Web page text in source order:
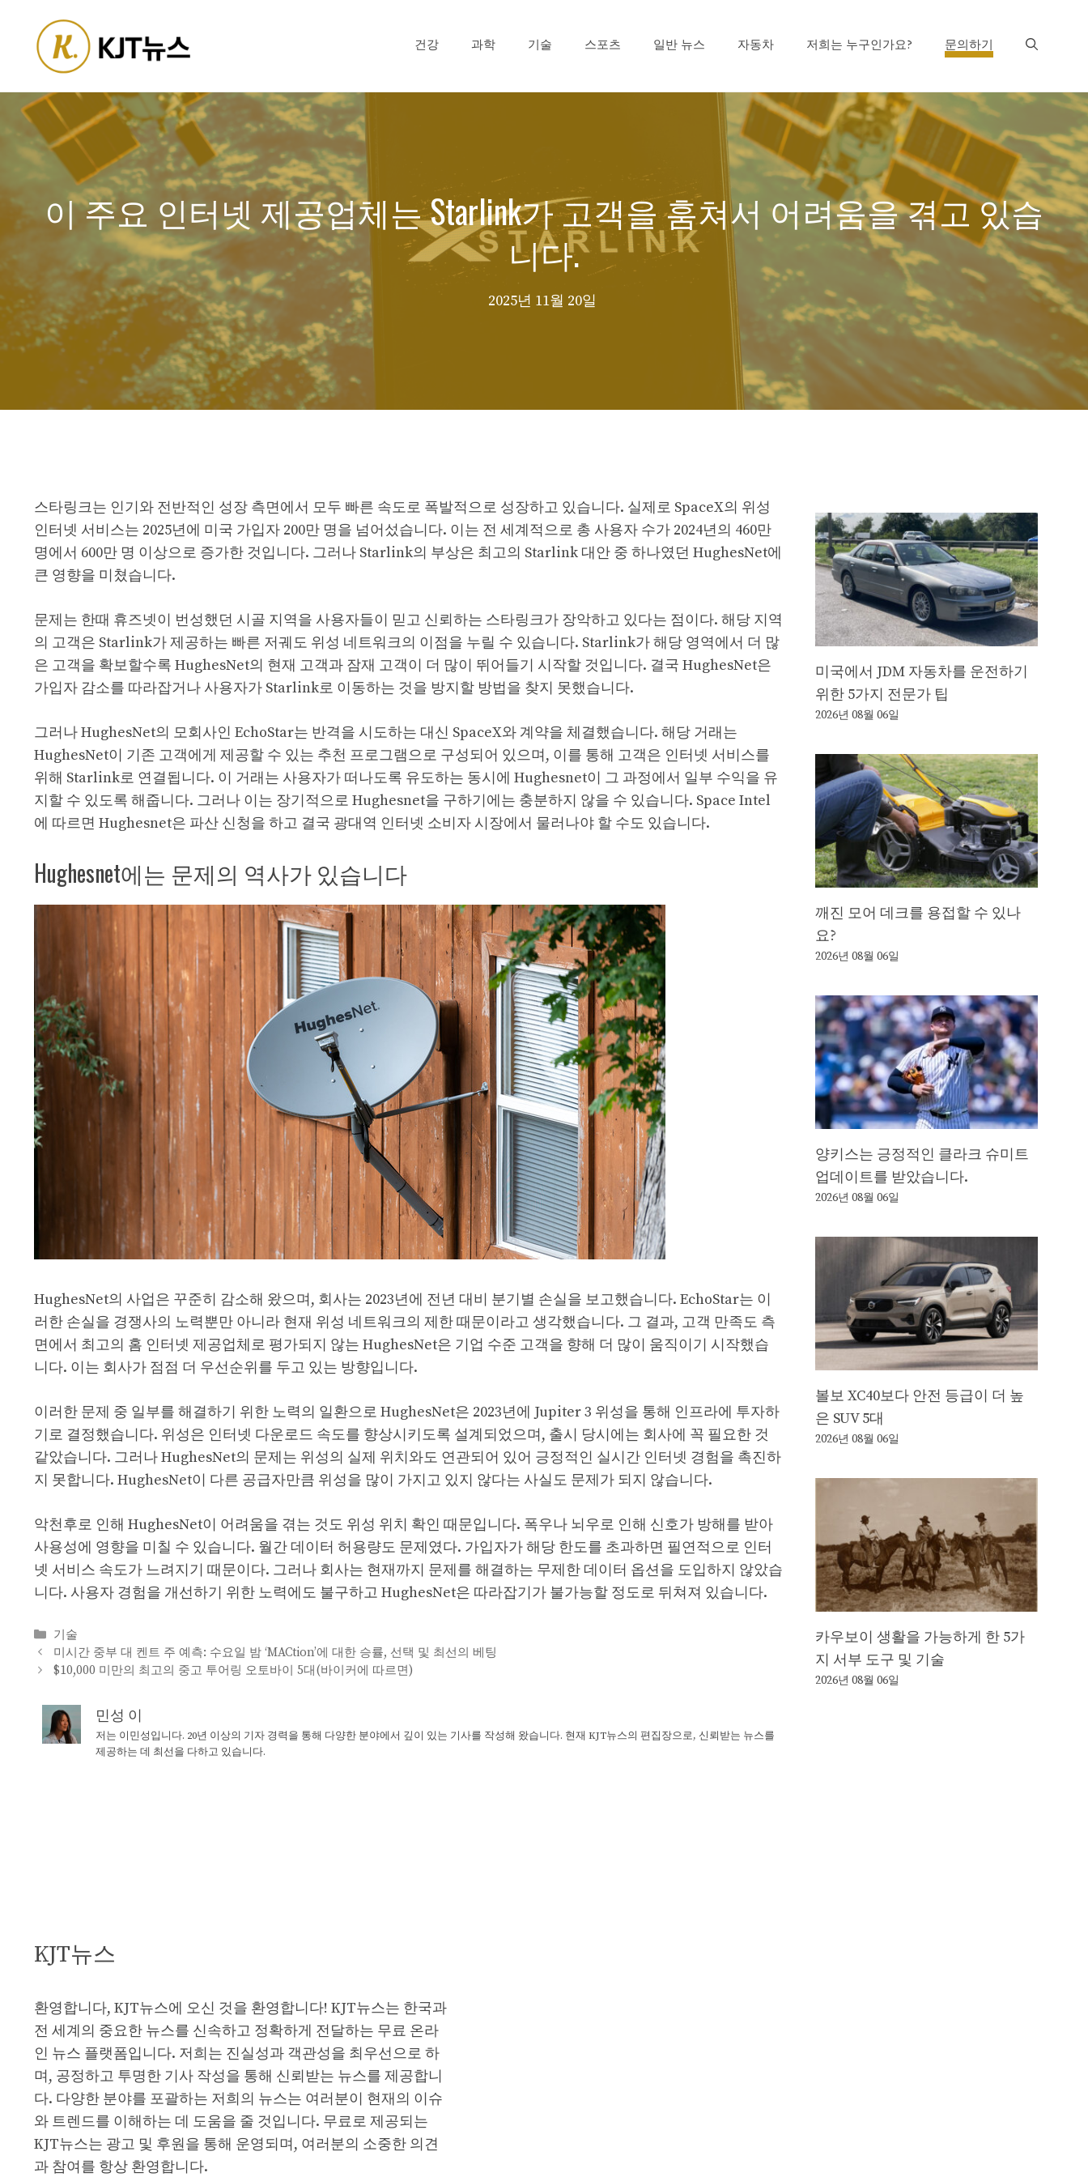
content
건강 과학 기술 스포츠 일반 뉴스 자동차 저희는 누구인가요? 문의하기
이 주요 인터넷 제공업체는 Starlink가 고객을 훔쳐서 어려움을 겪고 있습
니다.
2025년 11월 20일
스타링크는 인기와 전반적인 성장 측면에서 모두 빠른 속도로 폭발적으로 성장하고 있습니다. 실제로 SpaceX의 위성
인터넷 서비스는 2025년에 미국 가입자 200만 명을 넘어섰습니다. 이는 전 세계적으로 총 사용자 수가 2024년의 460만
명에서 600만 명 이상으로 증가한 것입니다. 그러나 Starlink의 부상은 최고의 Starlink 대안 중 하나였던 HughesNet에
큰 영향을 미쳤습니다.
문제는 한때 휴즈넷이 번성했던 시골 지역을 사용자들이 믿고 신뢰하는 스타링크가 장악하고 있다는 점이다. 해당 지역
의 고객은 Starlink가 제공하는 빠른 저궤도 위성 네트워크의 이점을 누릴 수 있습니다. Starlink가 해당 영역에서 더 많
은 고객을 확보할수록 HughesNet의 현재 고객과 잠재 고객이 더 많이 뛰어들기 시작할 것입니다. 결국 HughesNet은
가입자 감소를 따라잡거나 사용자가 Starlink로 이동하는 것을 방지할 방법을 찾지 못했습니다.
그러나 HughesNet의 모회사인 EchoStar는 반격을 시도하는 대신 SpaceX와 계약을 체결했습니다. 해당 거래는
HughesNet이 기존 고객에게 제공할 수 있는 추천 프로그램으로 구성되어 있으며, 이를 통해 고객은 인터넷 서비스를
위해 Starlink로 연결됩니다. 이 거래는 사용자가 떠나도록 유도하는 동시에 Hughesnet이 그 과정에서 일부 수익을 유
지할 수 있도록 해줍니다. 그러나 이는 장기적으로 Hughesnet을 구하기에는 충분하지 않을 수 있습니다. Space Intel
에 따르면 Hughesnet은 파산 신청을 하고 결국 광대역 인터넷 소비자 시장에서 물러나야 할 수도 있습니다.
Hughesnet에는 문제의 역사가 있습니다
HughesNet의 사업은 꾸준히 감소해 왔으며, 회사는 2023년에 전년 대비 분기별 손실을 보고했습니다. EchoStar는 이
러한 손실을 경쟁사의 노력뿐만 아니라 현재 위성 네트워크의 제한 때문이라고 생각했습니다. 그 결과, 고객 만족도 측
면에서 최고의 홈 인터넷 제공업체로 평가되지 않는 HughesNet은 기업 수준 고객을 향해 더 많이 움직이기 시작했습
니다. 이는 회사가 점점 더 우선순위를 두고 있는 방향입니다.
이러한 문제 중 일부를 해결하기 위한 노력의 일환으로 HughesNet은 2023년에 Jupiter 3 위성을 통해 인프라에 투자하
기로 결정했습니다. 위성은 인터넷 다운로드 속도를 향상시키도록 설계되었으며, 출시 당시에는 회사에 꼭 필요한 것
같았습니다. 그러나 HughesNet의 문제는 위성의 실제 위치와도 연관되어 있어 긍정적인 실시간 인터넷 경험을 촉진하
지 못합니다. HughesNet이 다른 공급자만큼 위성을 많이 가지고 있지 않다는 사실도 문제가 되지 않습니다.
악천후로 인해 HughesNet이 어려움을 겪는 것도 위성 위치 확인 때문입니다. 폭우나 뇌우로 인해 신호가 방해를 받아
사용성에 영향을 미칠 수 있습니다. 월간 데이터 허용량도 문제였다. 가입자가 해당 한도를 초과하면 필연적으로 인터
넷 서비스 속도가 느려지기 때문이다. 그러나 회사는 현재까지 문제를 해결하는 무제한 데이터 옵션을 도입하지 않았습
니다. 사용자 경험을 개선하기 위한 노력에도 불구하고 HughesNet은 따라잡기가 불가능할 정도로 뒤쳐져 있습니다.
Categories
기술
미시간 중부 대 켄트 주 예측: 수요일 밤 ‘MACtion’에 대한 승률, 선택 및 최선의 베팅
$10,000 미만의 최고의 중고 투어링 오토바이 5대(바이커에 따르면)
민성 이
저는 이민성입니다. 20년 이상의 기자 경력을 통해 다양한 분야에서 깊이 있는 기사를 작성해 왔습니다. 현재 KJT뉴스의 편집장으로, 신뢰받는 뉴스를
제공하는 데 최선을 다하고 있습니다.
미국에서 JDM 자동차를 운전하기
위한 5가지 전문가 팁
2026년 08월 06일
깨진 모어 데크를 용접할 수 있나
요?
2026년 08월 06일
양키스는 긍정적인 클라크 슈미트
업데이트를 받았습니다.
2026년 08월 06일
볼보 XC40보다 안전 등급이 더 높
은 SUV 5대
2026년 08월 06일
카우보이 생활을 가능하게 한 5가
지 서부 도구 및 기술
2026년 08월 06일
KJT뉴스
환영합니다, KJT뉴스에 오신 것을 환영합니다! KJT뉴스는 한국과
전 세계의 중요한 뉴스를 신속하고 정확하게 전달하는 무료 온라
인 뉴스 플랫폼입니다. 저희는 진실성과 객관성을 최우선으로 하
며, 공정하고 투명한 기사 작성을 통해 신뢰받는 뉴스를 제공합니
다. 다양한 분야를 포괄하는 저희의 뉴스는 여러분이 현재의 이슈
와 트렌드를 이해하는 데 도움을 줄 것입니다. 무료로 제공되는
KJT뉴스는 광고 및 후원을 통해 운영되며, 여러분의 소중한 의견
과 참여를 항상 환영합니다.